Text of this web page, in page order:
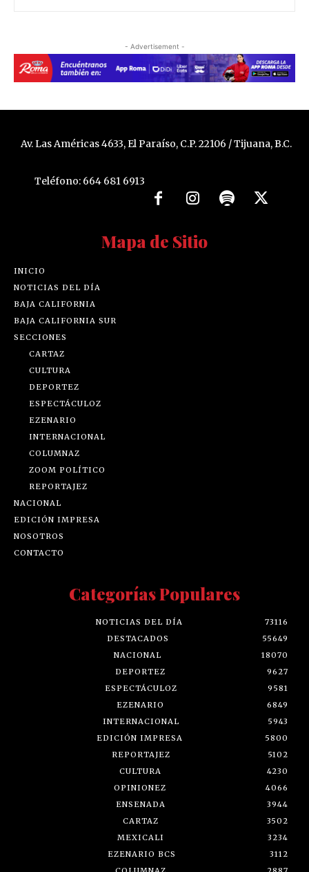
- Advertisement -
Av. Las Américas 4633, El Paraíso, C.P. 22106 / Tijuana, B.C.
Teléfono: 664 681 6913
Mapa de Sitio
INICIO
NOTICIAS DEL DÍA
BAJA CALIFORNIA
BAJA CALIFORNIA SUR
SECCIONES
CARTAZ
CULTURA
DEPORTEZ
ESPECTÁCULOZ
EZENARIO
INTERNACIONAL
COLUMNAZ
ZOOM POLÍTICO
REPORTAJEZ
NACIONAL
EDICIÓN IMPRESA
NOSOTROS
CONTACTO
Categorías Populares
NOTICIAS DEL DÍA
73116
DESTACADOS
55649
NACIONAL
18070
DEPORTEZ
9627
ESPECTÁCULOZ
9581
EZENARIO
6849
INTERNACIONAL
5943
EDICIÓN IMPRESA
5800
REPORTAJEZ
5102
CULTURA
4230
OPINIONEZ
4066
ENSENADA
3944
CARTAZ
3502
MEXICALI
3234
EZENARIO BCS
3112